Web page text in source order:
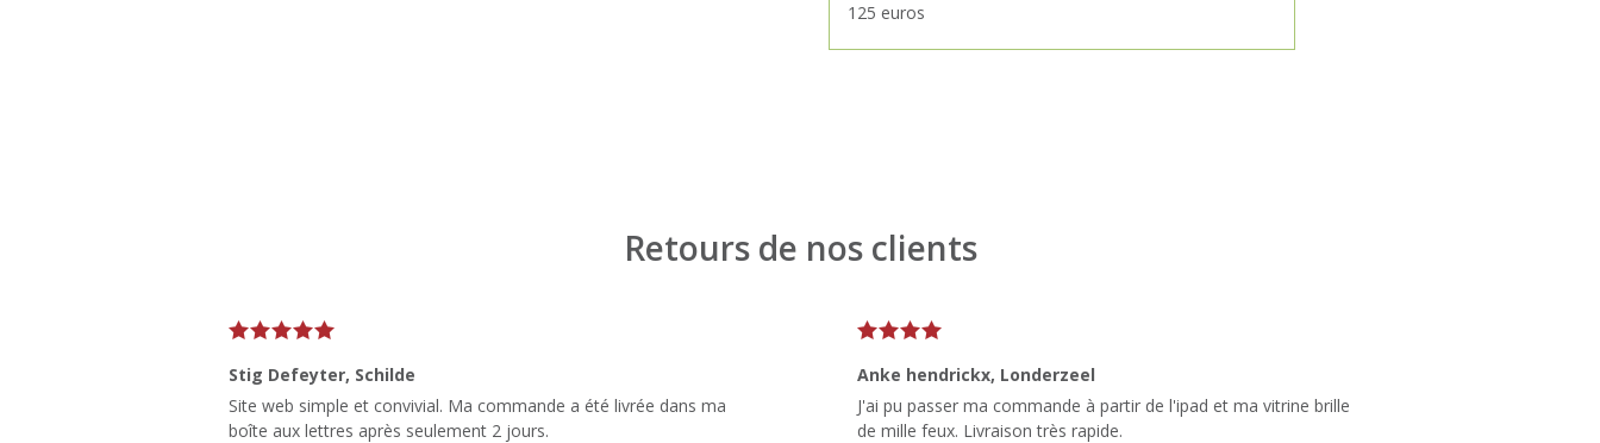
125 euros
Retours de nos clients
Stig Defeyter, Schilde
Site web simple et convivial. Ma commande a été livrée dans ma
boîte aux lettres après seulement 2 jours.
Anke hendrickx, Londerzeel
J'ai pu passer ma commande à partir de l'ipad et ma vitrine brille
de mille feux. Livraison très rapide.